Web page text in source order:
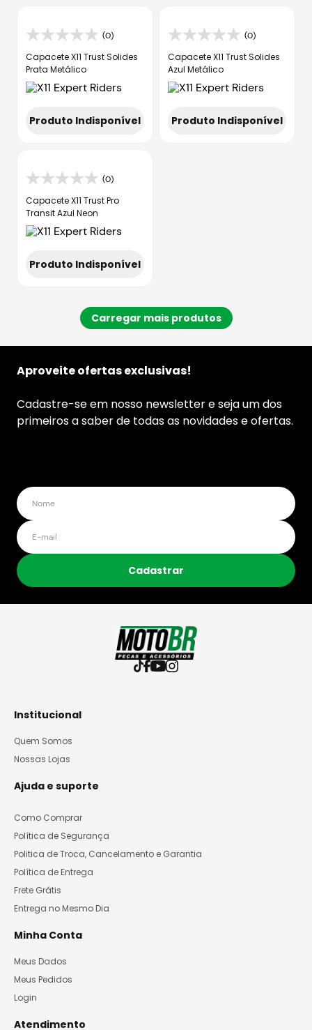
(0)
Capacete X11 Trust Solides
Prata Metálico
Produto Indisponível
(0)
Capacete X11 Trust Solides
Azul Metálico
Produto Indisponível
(0)
Capacete X11 Trust Pro
Transit Azul Neon
Produto Indisponível
Aproveite ofertas exclusivas!
Cadastre-se em nosso newsletter e seja um dos
primeiros a saber de todas as novidades e ofertas.
Cadastrar
Institucional
Quem Somos
Nossas Lojas
Ajuda e suporte
Como Comprar
Política de Segurança
Politica de Troca, Cancelamento e Garantia
Política de Entrega
Frete Grátis
Entrega no Mesmo Dia
Minha Conta
Meus Dados
Meus Pedidos
Login
Atendimento